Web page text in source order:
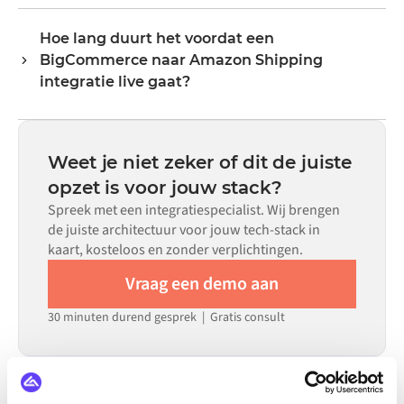
Alumio handelt alle veldmapping af, zodat data aankomt
in het formaat dat elk systeem verwacht.
marketplace bestaan, configureer je de integratie via een
visuele interface zonder aangepaste code te schrijven,
inclusief veldmapping, triggerlogica en foutafhandeling.
configuratie alleen niet aan de vereisten voldoet.
Hoe lang duurt het voordat een
BigCommerce naar Amazon Shipping
integratie live gaat?
maanden live, afhankelijk van de complexiteit van de
datamapping, het aantal vereiste flows en je interne
beoordelingsproces. Voor veel systemen zijn er kant-en-
klare connectoren beschikbaar in de Alumio
marketplace, wat de insteltijd aanzienlijk verkort.
Weet je niet zeker of dit de juiste
opzet is voor jouw stack?
Spreek met een integratiespecialist. Wij brengen
de juiste architectuur voor jouw tech-stack in
kaart, kosteloos en zonder verplichtingen.
Vraag een demo aan
30 minuten durend gesprek | Gratis consult